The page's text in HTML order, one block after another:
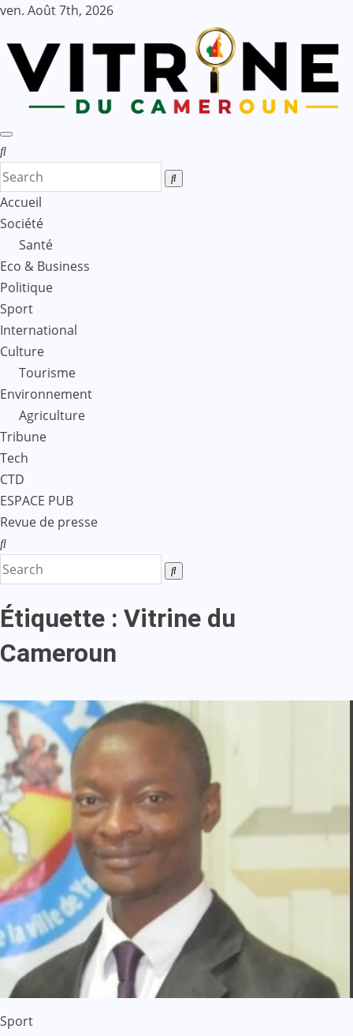
Skip
content
ven. Août 7th, 2026
Accueil
Société
Santé
Eco & Business
Politique
Sport
International
Culture
Tourisme
Environnement
Agriculture
Tribune
Tech
CTD
ESPACE PUB
Revue de presse
Étiquette : Vitrine du
Cameroun
Sport